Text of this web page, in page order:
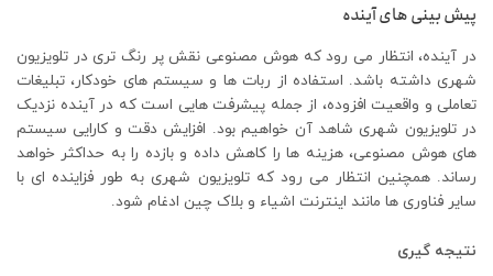
پیش بینی های آینده
در آینده، انتظار می رود که هوش مصنوعی نقش پر رنگ تری در تلویزیون
شهری داشته باشد. استفاده از ربات ها و سیستم های خودکار، تبلیغات
تعاملی و واقعیت افزوده، از جمله پیشرفت هایی است که در آینده نزدیک
در تلویزیون شهری شاهد آن خواهیم بود. افزایش دقت و کارایی سیستم
های هوش مصنوعی، هزینه ها را کاهش داده و بازده را به حداکثر خواهد
رساند. همچنین انتظار می رود که تلویزیون شهری به طور فزاینده ای با
سایر فناوری ها مانند اینترنت اشیاء و بلاک چین ادغام شود.
نتیجه گیری